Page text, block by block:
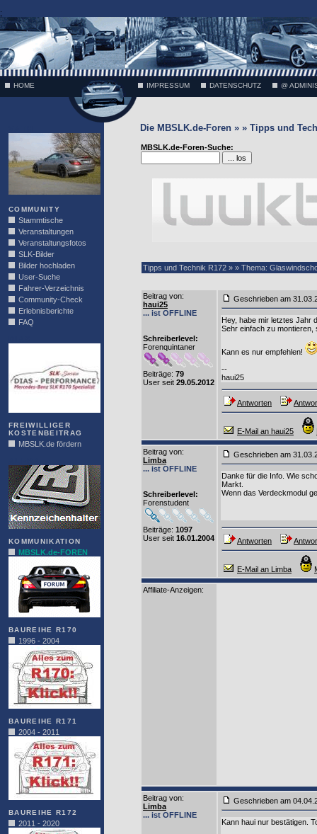
;
HOME IMPRESSUM DATENSCHUTZ @
COMMUNITY
Stammtische
Veranstaltungen
Veranstaltungsfotos
SLK-Bilder
Bilder hochladen
User-Suche
Fahrer-Verzeichnis
Community-Check
Erlebnisberichte
FAQ
FREIWILLIGER
KOSTENBEITRAG
MBSLK.de fördern
KOMMUNIKATION
MBSLK.de-FOREN
BAUREIHE R170
1996 - 2004
BAUREIHE R171
2004 - 2011
BAUREIHE R172
2011 - 2020
Die MBSLK.de-Foren » » Tipps und
MBSLK.de-Foren-Suche:
Tipps und Technik R172 » » Thema:
Beitrag von:
haui25
... ist OFFLINE
Schreiberlevel:
Forenquintaner
Beiträge: 79
User seit 29.05.2012
Geschrieben am
Hey, habe mir letztes Jahr
Sehr einfach zu
Kann es nur empfehlen!
--
haui25
Antworten
E-Mail an haui25
Beitrag von:
Limba
... ist OFFLINE
Schreiberlevel:
Forenstudent
Beiträge: 1097
User seit 16.01.2004
Geschrieben am
Danke für die Info. Wie
Markt.
Wenn das Verdeckmodul
Antworten
E-Mail an Limba
Affiliate-Anzeigen:
Beitrag von:
Limba
... ist OFFLINE
Geschrieben am
Kann haui nur bestätigen.